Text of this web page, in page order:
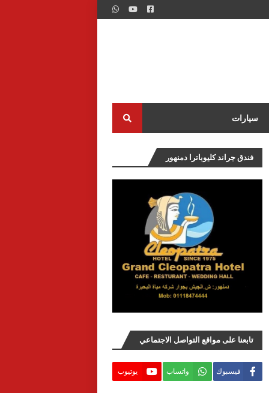
سيارات
فندق جراند كليوباترا دمنهور
تابعنا على مواقع التواصل الاجتماعي
فيسبوك واتساب يوتيوب